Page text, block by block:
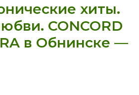
хиты.
CONCORD
в Обнинске —